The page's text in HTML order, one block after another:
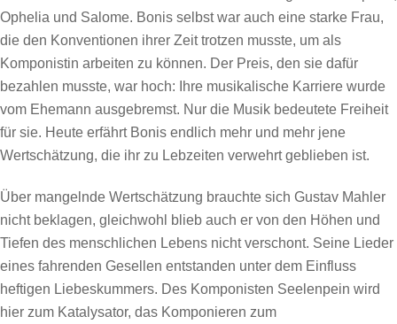
Ophelia und Salome. Bonis selbst war auch eine starke Frau,
die den Konventionen ihrer Zeit trotzen musste, um als
Komponistin arbeiten zu können. Der Preis, den sie dafür
bezahlen musste, war hoch: Ihre musikalische Karriere wurde
vom Ehemann ausgebremst. Nur die Musik bedeutete Freiheit
für sie. Heute erfährt Bonis endlich mehr und mehr jene
Wertschätzung, die ihr zu Lebzeiten verwehrt geblieben ist.
Über mangelnde Wertschätzung brauchte sich Gustav Mahler
nicht beklagen, gleichwohl blieb auch er von den Höhen und
Tiefen des menschlichen Lebens nicht verschont. Seine Lieder
eines fahrenden Gesellen entstanden unter dem Einfluss
heftigen Liebeskummers. Des Komponisten Seelenpein wird
hier zum Katalysator, das Komponieren zum